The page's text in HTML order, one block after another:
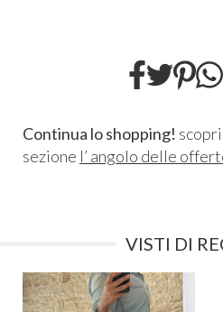
Continua lo shopping!
sezione l’ angolo delle
VISTI DI